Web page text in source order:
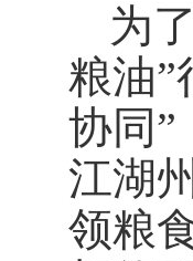
为
粮油”
协同”
江湖
领粮